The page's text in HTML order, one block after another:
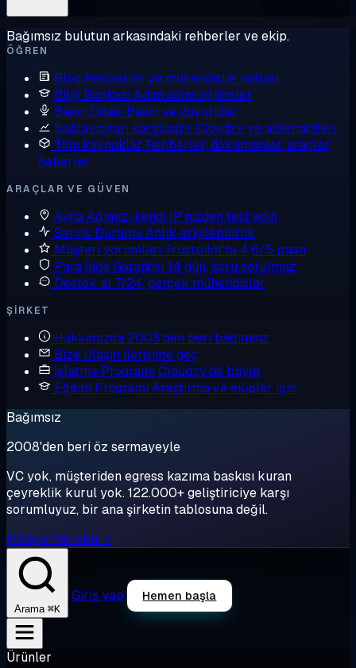
Bağımsız bulutun arkasındaki rehberler ve ekip.
ÖĞREN
Blog Rehberler ve mühendislik notları
Bilgi Bankası Adım adım eğitimler
Basın Odası Basın ve duyurular
Sağlayıcıları karşılaştır Cloudzy ve alternatifleri
Tüm kaynaklar Rehberler, dokümanlar, araçlar,
haberler
ARAÇLAR VE GÜVEN
AynaAğımızı kendi IP'nizden test edin
Servis Durumu Anlık erişilebilirlik
Müşteri yorumları Trustpilot'ta 4,6/5 puan
Para İade Garantisi 14 gün, soru sorulmaz
Destek al 7/24, gerçek mühendisler
ŞIRKET
Hakkımızda 2008'den beri bağımsız
Bize Ulaşın İletişime geç
İşletme Programı Cloudzy'de büyüt
Eğitim Programı Araştırma ve ekipler için
Bağımsız
2008'den beri öz sermayeyle
VC yok, müşteriden egress kazıma baskısı kuran
çeyreklik kurul yok. 122.000+ geliştiriciye karşı
sorumluyuz, bir ana şirketin tablosuna değil.
Hikâyemizi oku →
Arama ⌘K
Giriş yap Hemen başla
Ürünler